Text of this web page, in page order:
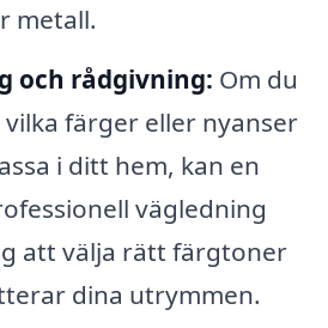
metall.
och rådgivning: Om du
färger eller nyanser
i ditt hem, kan en
vägledning
att välja rätt färgtoner
dina utrymmen.